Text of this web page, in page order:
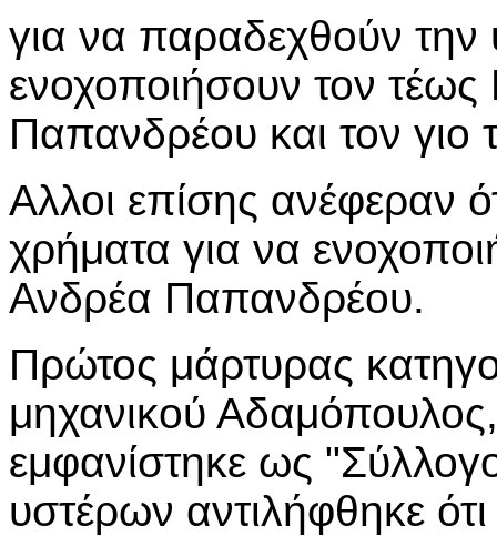
για να παραδεχθούν
ενοχοποιήσουν τον
Παπανδρέου και τον γιο
Αλλοι επίσης ανέφεραν
χρήματα για να
Ανδρέα Παπανδρέου.
Πρώτος μάρτυρας
μηχανικού
εμφανίστηκε ως
υστέρων αντιλήφθηκε